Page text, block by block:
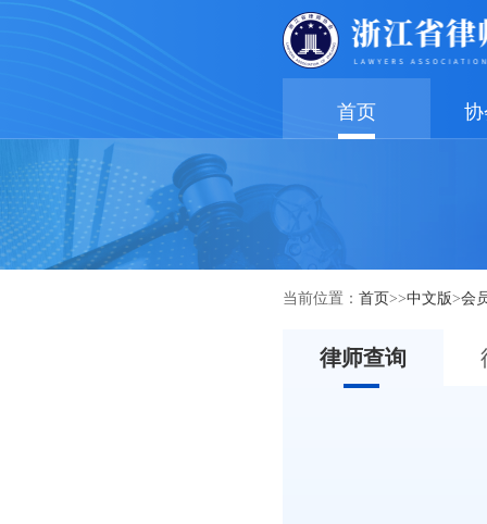
首页
当前位置： 首页>>中文版>会
律师查询